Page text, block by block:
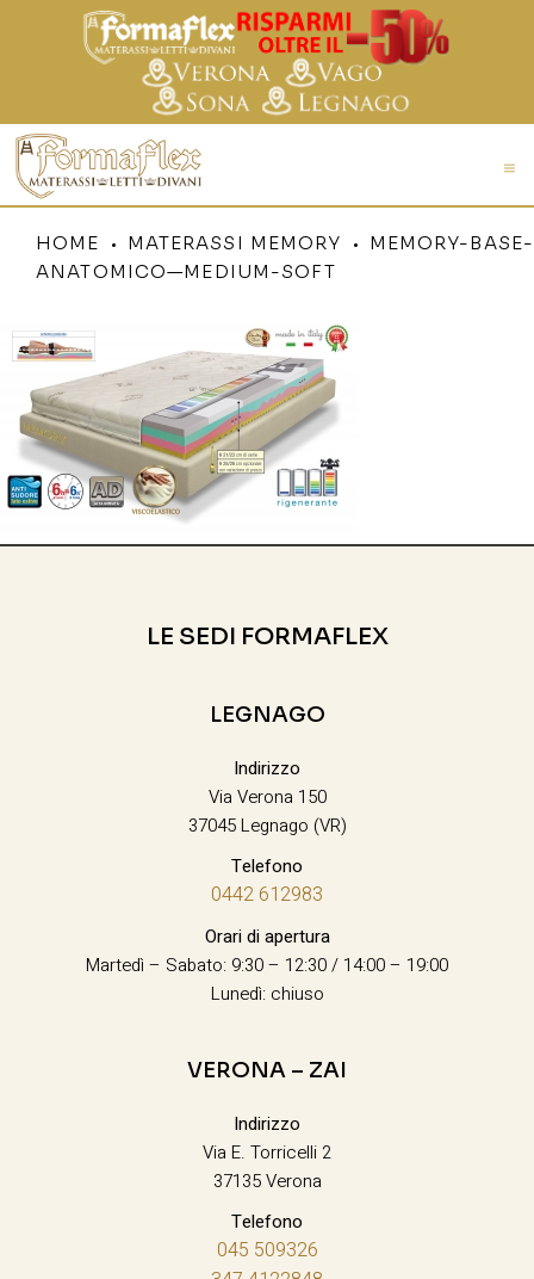
HOME MATERASSI MEMORY
MEMORY-BASE-
ANATOMICO—MEDIUM-SOFT
LE SEDI FORMAFLEX
LEGNAGO
Indirizzo
Via Verona 150
37045 Legnago (VR)
Telefono
0442 612983
Orari di apertura
Martedì – Sabato: 9:30 – 12:30 / 14:00 – 19:00
Lunedì: chiuso
VERONA – ZAI
Indirizzo
Via E. Torricelli 2
37135 Verona
Telefono
045 509326